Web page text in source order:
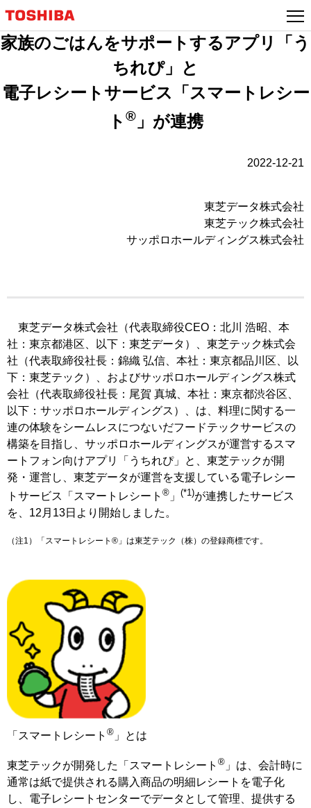
家族のごはんをサポートするアプリ「う
ちれぴ」と
電子レシートサービス「スマートレシー
ト ®」が連携
2022-12-21
東芝データ株式会社
東芝テック株式会社
サッポロホールディングス株式会社
東芝データ株式会社（代表取締役CEO：北川 浩昭、本
社：東京都港区、以下：東芝データ）、東芝テック株式会
社（代表取締役社長：錦織 弘信、本社：東京都品川区、以
下：東芝テック）、およびサッポロホールディングス株式
会社（代表取締役社長：尾賀 真城、本社：東京都渋谷区、
以下：サッポロホールディングス）、は、料理に関する一
連の体験をシームレスにつないだフードテックサービスの
構築を目指し、サッポロホールディングスが運営するスマ
ートフォン向けアプリ「うちれぴ」と、東芝テックが開
発・運営し、東芝データが運営を支援している電子レシー
トサービス「スマートレシート ® 」 (*1)が連携したサービス
を、12月13日より開始しました。
（注1）「スマートレシート®」は東芝テック（株）の登録商標です。
「スマートレシート ® 」とは
東芝テックが開発した「スマートレシート ® 」は、会計時に
通常は紙で提供される購入商品の明細レシートを電子化
し、電子レシートセンターでデータとして管理、提供する